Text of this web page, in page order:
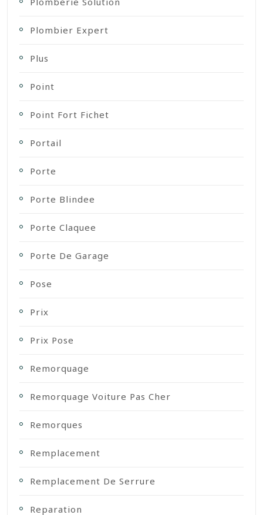
Plombier Expert
Plus
Point
Point Fort Fichet
Portail
Porte
Porte Blindee
Porte Claquee
Porte De Garage
Pose
Prix
Prix Pose
Remorquage
Remorquage Voiture Pas Cher
Remorques
Remplacement
Remplacement De Serrure
Reparation